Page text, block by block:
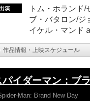
トム・ホランド
ブ・バタロン/ジ
イケル・マンド
作品情報・上映スケジュール
パイダーマン：ブ
Man: Brand New Day